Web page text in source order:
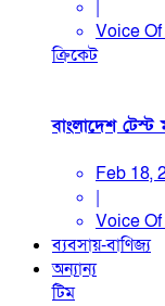
Voice
ক্রিকেট
বাংলাদেশ
Feb 18,
|
Voice
ব্যবসায়-বাণিজ্য
অন্যান্য
টিম